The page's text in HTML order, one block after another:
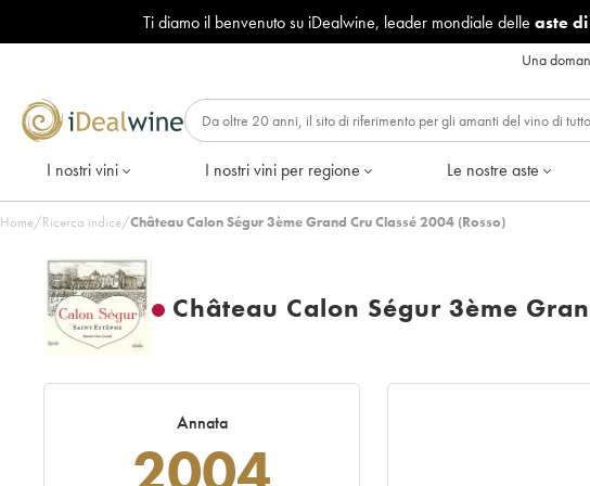
Ti diamo il benvenuto su iDealwine, leader mondiale delle aste
Una
I nostri vini I nostri vini per regione Le nostre aste
Home/Ricerca indice/Château Calon Ségur 3ème Grand Cru Classé 2004 (Rosso)
Château Calon Ségur 3ème
Annata